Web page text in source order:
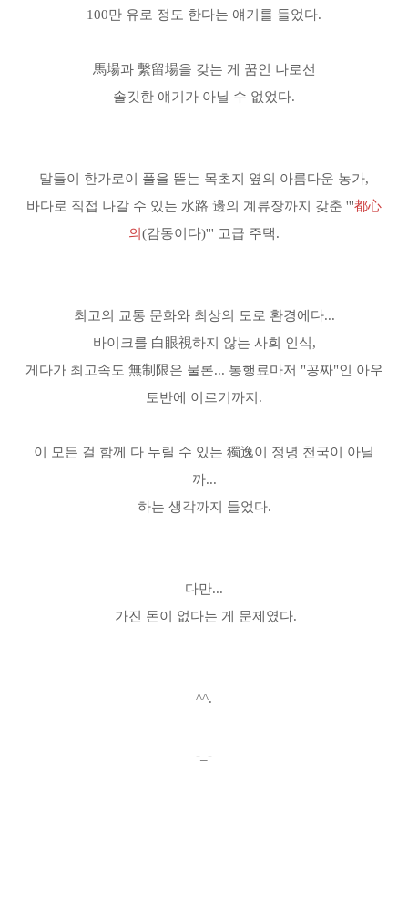
100만 유로 정도 한다는 얘기를 들었다.
馬場과 繫留場을 갖는 게 꿈인 나로선
솔깃한 얘기가 아닐 수 없었다.
말들이 한가로이 풀을 뜯는 목초지 옆의 아름다운 농가,
바다로 직접 나갈 수 있는 水路 邊의 계류장까지 갖춘 '''都心
의(감동이다)''' 고급 주택.
최고의 교통 문화와 최상의 도로 환경에다...
바이크를 白眼視하지 않는 사회 인식,
게다가 최고속도 無制限은 물론... 통행료마저 "꽁짜"인 아우
토반에 이르기까지.
이 모든 걸 함께 다 누릴 수 있는 獨逸이 정녕 천국이 아닐
까...
하는 생각까지 들었다.
다만...
가진 돈이 없다는 게 문제였다.
^^.
-_-